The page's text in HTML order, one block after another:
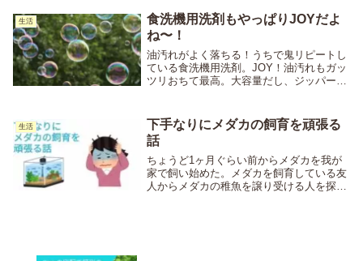
よりエアコンを設置することが難しく、夏
は灼熱、...
生活
食洗機用洗剤もやっぱりJOYだよ
ね〜！
油汚れがよく落ちる！うちで鬼リピートし
ている食洗機用洗剤。JOY！油汚れもガッ
ツリおちて最高。大容量だし、ジッパーも
生活
下手なりにメダカの飼育を頑張る
話
ちょうど1ヶ月ぐらい前からメダカを我が
家で飼い始めた。メダカを飼育している友
人からメダカの稚魚を譲り受ける人を探し